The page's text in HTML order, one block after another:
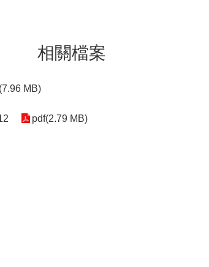
相關檔案
MB)
pdf(2.79 MB)